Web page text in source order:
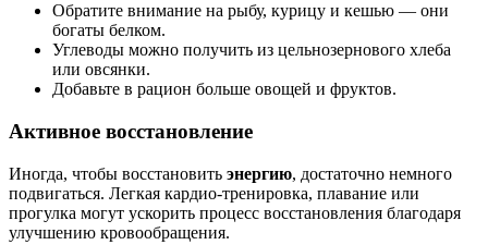
Обратите внимание на рыбу, курицу и кешью — они
богаты белком.
Углеводы можно получить из цельнозернового хлеба
или овсянки.
Добавьте в рацион больше овощей и фруктов.
Активное восстановление
Иногда, чтобы восстановить энергию, достаточно немного
подвигаться. Легкая кардио-тренировка, плавание или
прогулка могут ускорить процесс восстановления благодаря
улучшению кровообращения.